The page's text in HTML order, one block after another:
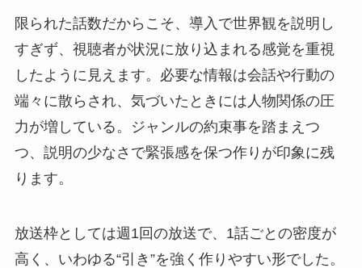
限られた話数だからこそ、導入で世界観を説明し
すぎず、視聴者が状況に放り込まれる感覚を重視
したように見えます。必要な情報は会話や行動の
端々に散らされ、気づいたときには人物関係の圧
力が増している。ジャンルの約束事を踏まえつ
つ、説明の少なさで緊張感を保つ作りが印象に残
ります。
放送枠としては週1回の放送で、1話ごとの密度が
高く、いわゆる“引き”を強く作りやすい形でした。